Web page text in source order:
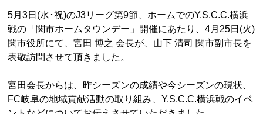
5月3日(水･祝)のJ3リーグ第9節、ホームでのY.S.C.C.横浜
戦の「関市ホームタウンデー」開催にあたり、4月25日(火)
関市役所にて、宮田 博之 会長が、山下 清司 関市副市長を
表敬訪問させて頂きました。
宮田会長からは、昨シーズンの成績や今シーズンの現状、
FC岐阜の地域貢献活動の取り組み、Y.S.C.C.横浜戦のイベ